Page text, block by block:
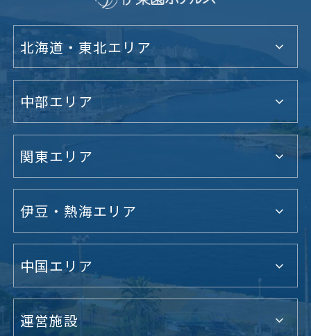
北海道・東北エリア
中部エリア
関東エリア
伊豆・熱海エリア
中国エリア
運営施設